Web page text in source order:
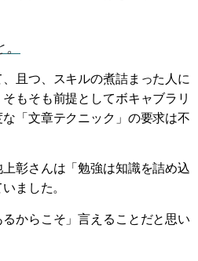
且つ、スキルの煮詰まった人に
もそも前提としてボキャブラリ
「文章テクニック」の要求は不
彰さんは「勉強は知識を詰め込
ました。
からこそ」言えることだと思い